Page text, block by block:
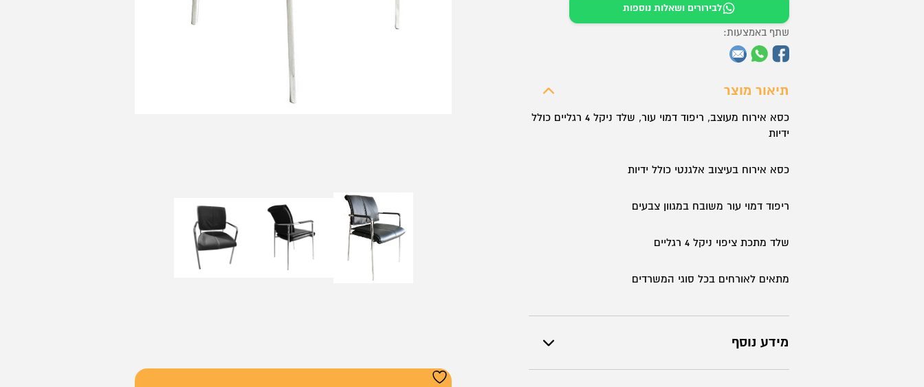
אירוח
–
דגם
לבירורים ושאלות נוספות
תיאור מוצר
כסא אירוח מעוצב, ריפוד דמוי עור, שלד ניקל 4 רגליים כולל
ידיות
כסא אירוח בעיצוב אלגנטי כולל ידיות
ריפוד דמוי עור משובח במגוון צבעים
שלד מתכת ציפוי ניקל 4 רגליים
מתאים לאורחים בכל סוגי המשרדים
מידע נוסף
שתף באמצעות: